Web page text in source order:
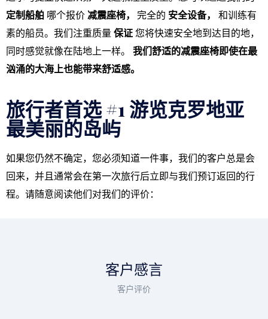
定制船舶 哪个报价减震座椅， 完全的 安全设备，
和训练有
素的船员。我们注重质量保证您将快速安全地到达目的地，
同时感觉就像在陆地上一样。 我们舒适的减震座椅即使在最
汹涌的大海上也能带来舒适感。
旅行者首选 #1 游览克罗地亚
最美丽的岛屿
如果您仍然不确定，您必须知道一件事，我们的客户总是会
回来，并且通常会在第一次旅行后立即与我们预订返回的行
程。请随意阅读他们对我们的评价：
客户感言
客户评价